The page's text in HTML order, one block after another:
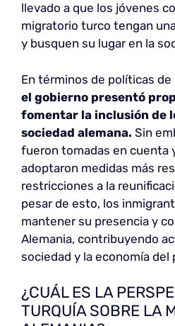
llevado a que los jóvenes
migratorio turco tengan
y busquen su lugar en la
En términos de políticas
el gobierno presentó
fomentar la inclusión de
sociedad alemana. Sin
fueron tomadas en cuenta
adoptaron medidas más
restricciones a la
pesar de esto, los
mantener su presencia y
Alemania, contribuyendo
sociedad y la economía del
¿CUÁL ES LA
TURQUÍA SOBRE LA